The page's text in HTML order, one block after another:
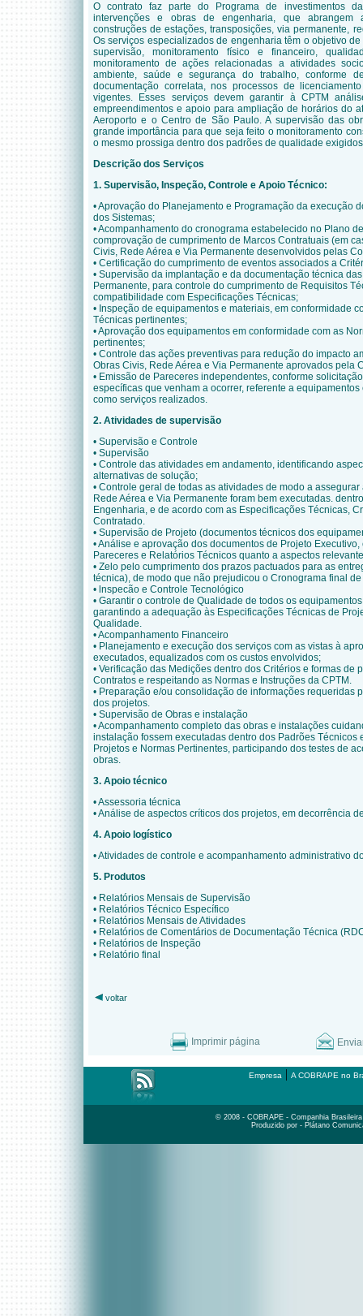
O contrato faz parte do Programa de investimentos
intervenções e obras de engenharia, que abrangem
construções de estações, transposições, via permanente,
Os serviços especializados de engenharia têm o objetivo
supervisão, monitoramento físico e financeiro,
monitoramento de ações relacionadas a atividades
ambiente, saúde e segurança do trabalho, conforme
documentação correlata, nos processos de
vigentes. Esses serviços devem garantir à CPTM
empreendimentos e apoio para ampliação de horários do
Aeroporto e o Centro de São Paulo. A supervisão das
grande importância para que seja feito o monitoramento
o mesmo prossiga dentro dos padrões de qualidade
Descrição dos Serviços
1. Supervisão, Inspeção, Controle e Apoio Técnico:
• Aprovação do Planejamento e Programação da execução
dos Sistemas;
• Acompanhamento do cronograma estabelecido no Plano
comprovação de cumprimento de Marcos Contratuais (em
Civis, Rede Aérea e Via Permanente desenvolvidos pelas
• Certificação do cumprimento de eventos associados a
• Supervisão da implantação e da documentação técnica
Permanente, para controle do cumprimento de Requisitos
compatibilidade com Especificações Técnicas;
• Inspeção de equipamentos e materiais, em conformidade
Técnicas pertinentes;
• Aprovação dos equipamentos em conformidade com as
pertinentes;
• Controle das ações preventivas para redução do impacto
Obras Civis, Rede Aérea e Via Permanente aprovados pela
• Emissão de Pareceres independentes, conforme
específicas que venham a ocorrer, referente a
como serviços realizados.
2. Atividades de supervisão
• Supervisão e Controle
• Supervisão
• Controle das atividades em andamento, identificando
alternativas de solução;
• Controle geral de todas as atividades de modo a
Rede Aérea e Via Permanente foram bem executadas.
Engenharia, e de acordo com as Especificações Técnicas,
Contratado.
• Supervisão de Projeto (documentos técnicos dos
• Análise e aprovação dos documentos de Projeto
Pareceres e Relatórios Técnicos quanto a aspectos
• Zelo pelo cumprimento dos prazos pactuados para as
técnica), de modo que não prejudicou o Cronograma final
• lnspecão e Controle Tecnológico
• Garantir o controle de Qualidade de todos os
garantindo a adequação às Especificações Técnicas de
Qualidade.
• Acompanhamento Financeiro
• Planejamento e execução dos serviços com as vistas à
executados, equalizados com os custos envolvidos;
• Verificação das Medições dentro dos Critérios e formas de
Contratos e respeitando as Normas e Instruções da CPTM.
• Preparação e/ou consolidação de informações requeridas
dos projetos.
• Supervisão de Obras e instalação
• Acompanhamento completo das obras e instalações
instalação fossem executadas dentro dos Padrões Técnicos
Projetos e Normas Pertinentes, participando dos testes de
obras.
3. Apoio técnico
• Assessoria técnica
• Análise de aspectos críticos dos projetos, em decorrência
4. Apoio logístico
• Atividades de controle e acompanhamento administrativo
5. Produtos
• Relatórios Mensais de Supervisão
• Relatórios Técnico Específico
• Relatórios Mensais de Atividades
• Relatórios de Comentários de Documentação Técnica
• Relatórios de Inspeção
• Relatório final
voltar
Imprimir página
Empresa | A COBRAPE no
© 2008 - COBRAPE - Companhia
Produzido por - Plátano